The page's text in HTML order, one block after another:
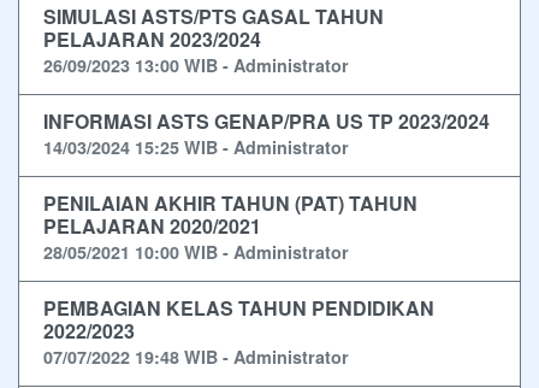
SIMULASI ASTS/PTS GASAL TAHUN
PELAJARAN 2023/2024
26/09/2023 13:00 WIB - Administrator
INFORMASI ASTS GENAP/PRA US TP 2023/2024
14/03/2024 15:25 WIB - Administrator
PENILAIAN AKHIR TAHUN (PAT) TAHUN
PELAJARAN 2020/2021
28/05/2021 10:00 WIB - Administrator
PEMBAGIAN KELAS TAHUN PENDIDIKAN
2022/2023
07/07/2022 19:48 WIB - Administrator